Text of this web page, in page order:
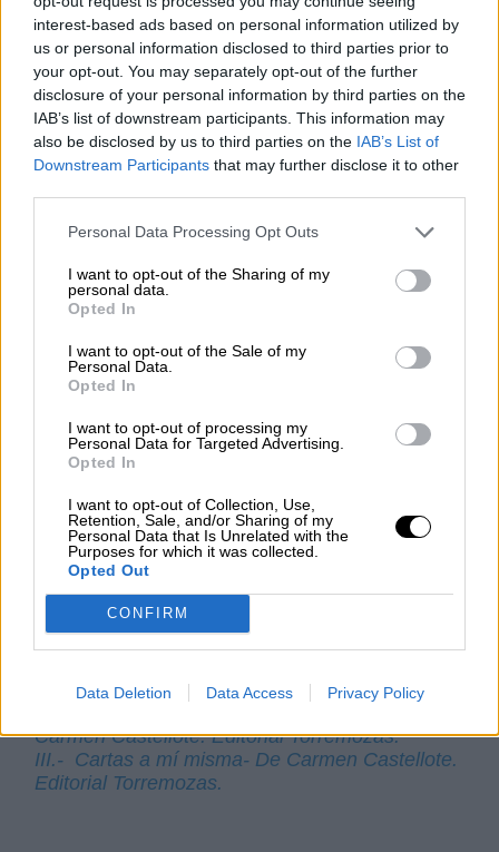
interest-based ads based on personal information utilized by
us or personal information disclosed to third parties prior to
your opt-out. You may separately opt-out of the further
disclosure of your personal information by third parties on the
IAB’s list of downstream participants. This information may
also be disclosed by us to third parties on the IAB’s List of
Downstream Participants that may further disclose it to other
Personal Data Processing Opt Outs
I want to opt-out of the Sharing of my
personal data.
Opted In
I want to opt-out of the Sale of my
Personal Data.
Opted In
I want to opt-out of processing my
Personal Data for Targeted Advertising.
Opted In
I want to opt-out of Collection, Use,
Retention, Sale, and/or Sharing of my
Personal Data that Is Unrelated with the
Purposes for which it was collected.
Opted Out
CONFIRM
Data Deletion Data Access Privacy Policy
que tuvieron que ser evacuados para
intentar alejarlos de la guerra y el
hambre. Junto con tres mil de ellos
acabó en la Unión Soviética,
concretamente en la ahora
tristemente célebre Jersón, Ucrania
Mi abuelo . Carmen Castellote.
Yo me hundía impaciente en su bolsillo,
rica tienda de golosinas y de estampas.
Patriarca en la mesa y en mis ojos,
acompañaba el plato con la bota de vino,
alegría que llenaba su cuerpo desde el aire.
Paseábamos juntos por las calles,
Recorrí parientes atada a su mano,
la que atenta escondió mis travesuras.
Llegó hasta él mi imagen nueva
y él respondió con lágrimas muy viejas”
De Ediciones GPS.
Carmen Castellote. Editorial Torremozas.
III.- Cartas a mí misma- De Carmen Castellote.
Editorial Torremozas.